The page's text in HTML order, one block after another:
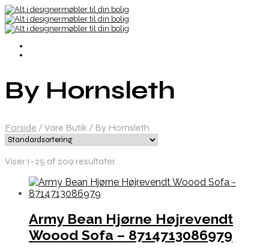
By Hornsleth
Forside / Vare Butik / By Hornsleth
Viser 1–25 af 209 resultater
Army Bean Hjørne Højrevendt
Woood Sofa – 8714713086979